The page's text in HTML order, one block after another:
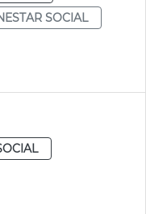
SOCIAL